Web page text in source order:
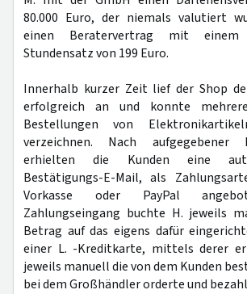
80.000 Euro, der niemals valutiert
einen Beratervertrag mit einem
Stundensatz von 199 Euro.
Innerhalb kurzer Zeit lief der Shop
erfolgreich an und konnte
Bestellungen von
verzeichnen. Nach aufgegebener
erhielten die Kunden eine
Bestätigungs-E-Mail, als
Vorkasse oder PayPal
Zahlungseingang buchte H. jeweils
Betrag auf das eigens dafür
einer L. -Kreditkarte, mittels derer er
jeweils manuell die von dem Kunden
bei dem Großhändler orderte und